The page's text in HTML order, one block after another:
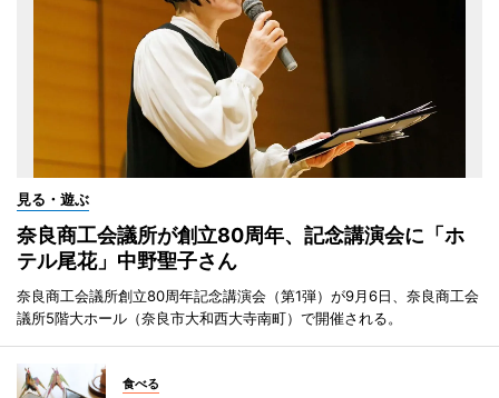
見る・遊ぶ
奈良商工会議所が創立80周年、記念講演会に「ホ
テル尾花」中野聖子さん
奈良商工会議所創立80周年記念講演会（第1弾）が9月6日、奈良商工会
議所5階大ホール（奈良市大和西大寺南町）で開催される。
食べる